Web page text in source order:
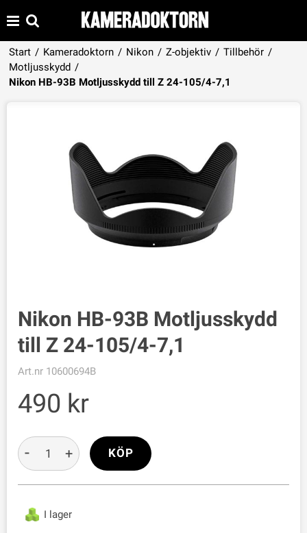
Start / Kameradoktorn / Nikon / Z-objektiv / Tillbehör /
Motljusskydd /
Nikon HB-93B Motljusskydd till Z 24-105/4-7,1
Produkten har lagts i din varukorg
Nikon HB-93B Motljusskydd
till Z 24-105/4-7,1
Art.nr 10600694B
490
I lager
- + KÖP